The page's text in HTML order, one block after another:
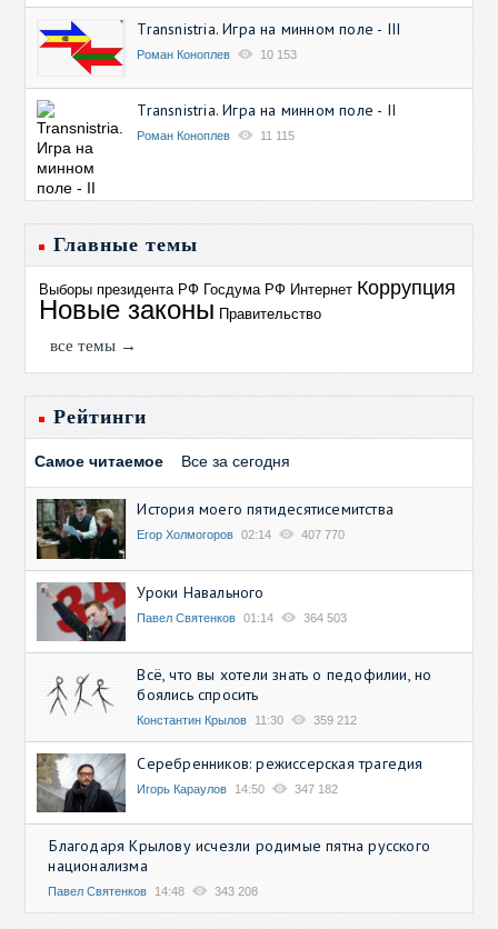
Transnistria. Игра на минном поле - III
Роман Коноплев 10 153
Transnistria. Игра на минном поле - II
Роман Коноплев 11 115
Главные темы
Выборы президента РФ Госдума РФ Интернет Коррупция
Новые законы Правительство
все темы →
Рейтинги
Самое читаемое Все за сегодня
История моего пятидесятисемитства
Егор Холмогоров 02:14 407 770
Уроки Навального
Павел Святенков 01:14 364 503
Всё, что вы хотели знать о педофилии, но
боялись спросить
Константин Крылов 11:30 359 212
Серебренников: режиссерская трагедия
Игорь Караулов 14:50 347 182
Благодаря Крылову исчезли родимые пятна русского
национализма
Павел Святенков 14:48 343 208